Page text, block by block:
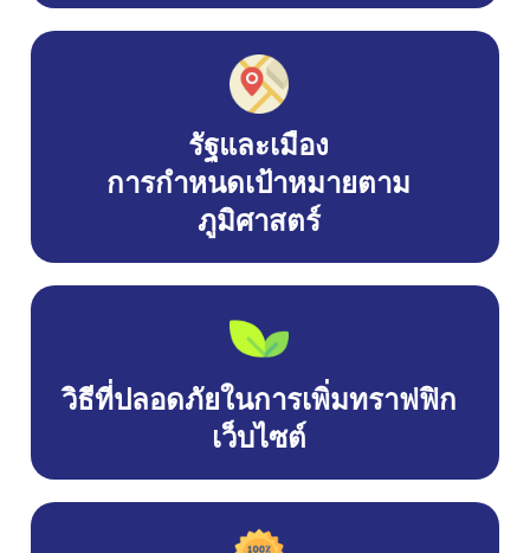
รัฐและเมือง
การกำหนดเป้าหมายตาม
ภูมิศาสตร์
วิธีที่ปลอดภัยในการเพิ่มทราฟฟิก
เว็บไซต์